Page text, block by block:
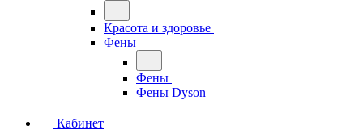
Красота и здоровье
Фены
Фены
Фены Dyson
Кабинет